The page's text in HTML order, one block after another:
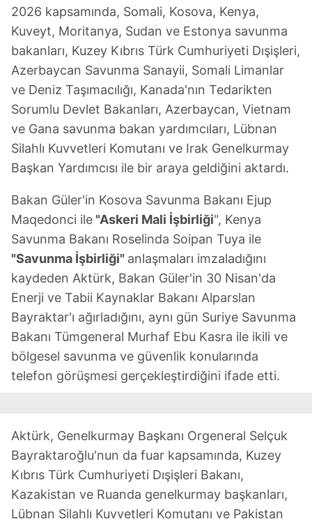
2026 kapsamında, Somali, Kosova, Kenya,
Kuveyt, Moritanya, Sudan ve Estonya savunma
bakanları, Kuzey Kıbrıs Türk Cumhuriyeti Dışişleri,
Azerbaycan Savunma Sanayii, Somali Limanlar
ve Deniz Taşımacılığı, Kanada'nın Tedarikten
Sorumlu Devlet Bakanları, Azerbaycan, Vietnam
ve Gana savunma bakan yardımcıları, Lübnan
Silahlı Kuvvetleri Komutanı ve Irak Genelkurmay
Başkan Yardımcısı ile bir araya geldiğini aktardı.
Bakan Güler'in Kosova Savunma Bakanı Ejup
Maqedonci ile "Askeri Mali İşbirliği", Kenya
Savunma Bakanı Roselinda Soipan Tuya ile
"Savunma İşbirliği" anlaşmaları imzaladığını
kaydeden Aktürk, Bakan Güler'in 30 Nisan'da
Enerji ve Tabii Kaynaklar Bakanı Alparslan
Bayraktar'ı ağırladığını, aynı gün Suriye Savunma
Bakanı Tümgeneral Murhaf Ebu Kasra ile ikili ve
bölgesel savunma ve güvenlik konularında
telefon görüşmesi gerçekleştirdiğini ifade etti.
Aktürk, Genelkurmay Başkanı Orgeneral Selçuk
Bayraktaroğlu'nun da fuar kapsamında, Kuzey
Kıbrıs Türk Cumhuriyeti Dışişleri Bakanı,
Kazakistan ve Ruanda genelkurmay başkanları,
Lübnan Silahlı Kuvvetleri Komutanı ve Pakistan